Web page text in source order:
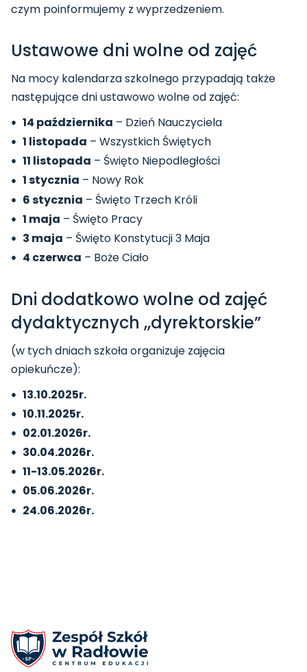
czym poinformujemy z wyprzedzeniem.
Ustawowe dni wolne od zajęć
Na mocy kalendarza szkolnego przypadają także
następujące dni ustawowo wolne od zajęć:
14 października – Dzień Nauczyciela
1 listopada – Wszystkich Świętych
11 listopada – Święto Niepodległości
1 stycznia – Nowy Rok
6 stycznia – Święto Trzech Króli
1 maja – Święto Pracy
3 maja – Święto Konstytucji 3 Maja
4 czerwca – Boże Ciało
Dni dodatkowo wolne od zajęć
dydaktycznych ,,dyrektorskie”
(w tych dniach szkoła organizuje zajęcia
opiekuńcze):
13.10.2025r.
10.11.2025r.
02.01.2026r.
30.04.2026r.
11-13.05.2026r.
05.06.2026r.
24.06.2026r.